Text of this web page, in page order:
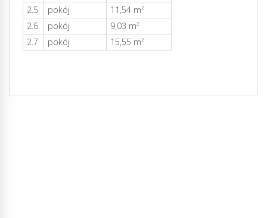
2.5 pokój 11,54 m2
2.6 pokój 9,03 m2
2.7 pokój 15,55 m2